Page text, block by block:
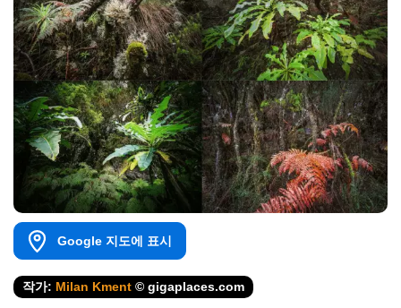
Google 지도에 표시
작가: Milan Kment © gigaplaces.com